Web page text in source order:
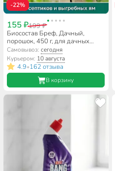
-22%
155 ₽199 ₽
Биосостав Бреф, Дачный,
порошок, 450 г, для дачных
туалетов, 2228553
Самовывоз:сегодня
Курьером: 10 августа
4.9•162 отзыва
В корзину